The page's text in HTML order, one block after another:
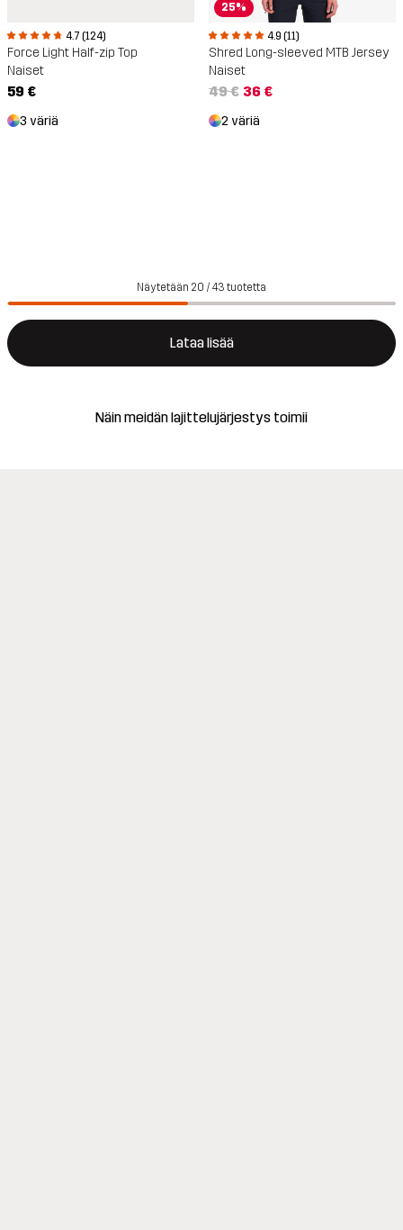
4.7 (124)
Force Light Half-zip Top
Naiset
59 €
3 väriä
25%
4.9 (11)
Shred Long-sleeved MTB Jersey
Naiset
49 € 36 €
2 väriä
Näytetään 20 / 43 tuotetta
Lataa lisää
Näin meidän lajittelujärjestys toimii